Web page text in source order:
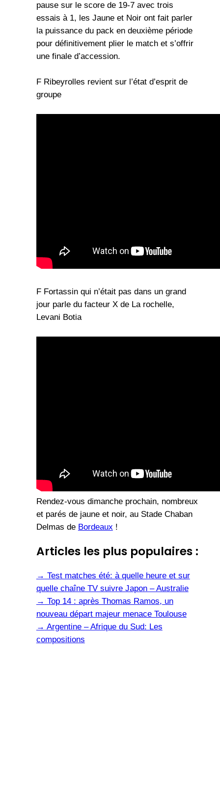
pause sur le score de 19-7 avec trois
essais à 1, les Jaune et Noir ont fait parler
la puissance du pack en deuxième période
pour définitivement plier le match et s’offrir
une finale d’accession.
F Ribeyrolles revient sur l’état d’esprit de
groupe
F Fortassin qui n’était pas dans un grand
jour parle du facteur X de La rochelle,
Levani Botia
Rendez-vous dimanche prochain, nombreux
et parés de jaune et noir, au Stade Chaban
Delmas de Bordeaux !
Articles les plus populaires :
→ Test matches été: à quelle heure et sur
quelle chaîne TV suivre Japon – Australie
→ Top 14 : après Thomas Ramos, un
nouveau départ majeur menace Toulouse
→ Argentine – Afrique du Sud: Les
compositions